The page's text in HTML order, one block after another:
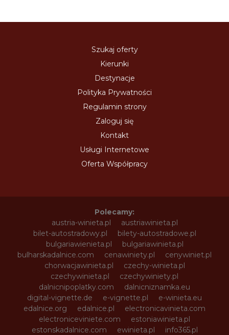
Szukaj oferty
Kierunki
Destynacje
Polityka Prywatności
Regulamin strony
Zaloguj się
Kontakt
Usługi Internetowe
Oferta Współpracy
Polecamy:
austria-winieta.pl
austriawinieta.pl
bilet-autostradowy.pl
bilety-autostradowe.pl
bulgariawienieta.pl
bulgariawinieta.pl
bulharskadalnice.com
cenawiniety.pl
cenywiniet.pl
chorwacjawinieta.pl
czechy-winieta.pl
czechywinieta.pl
czechywiniety.pl
dalnicnipoplatky.com
dalnicniznamka.eu
digital-vignette.de
e-vignette.pl
e-winieta.eu
edalnice.org
edalnice.pl
electronicavinieta.com
electroniceviniete.com
estoniawinieta.pl
estonskadalnice.com
ewinieta.pl
info365.pl